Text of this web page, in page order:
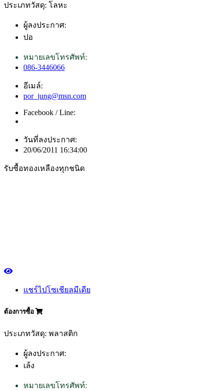
ประเภทวัสดุ: โลหะ
ผู้ลงประกาศ:
ปอ
หมายเลขโทรศัพท์:
086-3446066
อีเมล์:
por_jung@msn.com
Facebook / Line:
วันที่ลงประกาศ:
20/06/2011 16:34:00
รับซื้อทองเหลืองทุกชนิด
แชร์ไปโซเชียลมีเดีย
ต้องการซื้อ
ประเภทวัสดุ: พลาสติก
ผู้ลงประกาศ:
เล้ง
หมายเลขโทรศัพท์: